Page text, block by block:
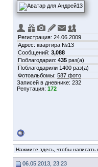
Регистрация: 24.06.2009
Адрес: квартира №13
Сообщений: 3,088
Поблагодарил: 435 раз(а)
Поблагодарили 1400 раз(а)
Фотоальбомы: 587 фото
Записей в дневнике: 232
Репутация: 172
Нажмите здесь, чтобы
06.05.2013, 23:23